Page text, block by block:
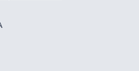
kaikkiin objektiivin
on sama halkaisija